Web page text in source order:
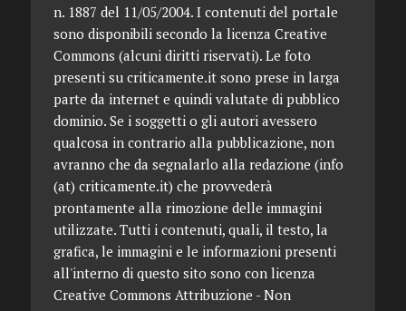
n. 1887 del 11/05/2004. I contenuti del portale
sono disponibili secondo la licenza Creative
Commons (alcuni diritti riservati). Le foto
presenti su criticamente.it sono prese in larga
parte da internet e quindi valutate di pubblico
dominio. Se i soggetti o gli autori avessero
qualcosa in contrario alla pubblicazione, non
avranno che da segnalarlo alla redazione (info
(at) criticamente.it) che provvederà
prontamente alla rimozione delle immagini
utilizzate. Tutti i contenuti, quali, il testo, la
grafica, le immagini e le informazioni presenti
all'interno di questo sito sono con licenza
Creative Commons Attribuzione - Non